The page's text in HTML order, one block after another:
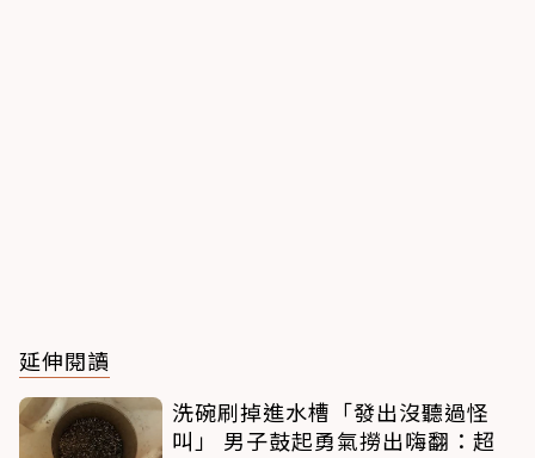
延伸閱讀
洗碗刷掉進水槽「發出沒聽過怪
叫」 男子鼓起勇氣撈出嗨翻：超